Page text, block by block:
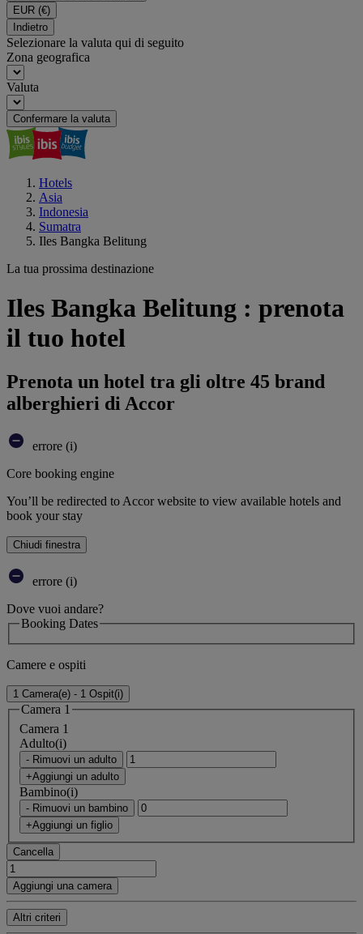
EUR (€)
Indietro
Selezionare la valuta qui di seguito
Zona geografica
Valuta
Confermare la valuta
Hotels
Asia
Indonesia
Sumatra
Iles Bangka Belitung
La tua prossima destinazione
Iles Bangka Belitung : prenota
il tuo hotel
Prenota un hotel tra gli oltre 45 brand
alberghieri di Accor
errore (i)
Core booking engine
You’ll be redirected to Accor website to view available hotels and
book your stay
Chiudi finestra
errore (i)
Dove vuoi andare?
Booking Dates
Camere e ospiti
1 Camera(e) - 1 Ospit(i)
Camera 1
Camera 1
Adulto(i)
- Rimuovi un adulto
+Aggiungi un adulto
Bambino(i)
- Rimuovi un bambino
+Aggiungi un figlio
Cancella
Aggiungi una camera
Altri criteri